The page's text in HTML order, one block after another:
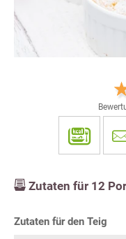
Zutaten für 12
Zutaten für den Teig